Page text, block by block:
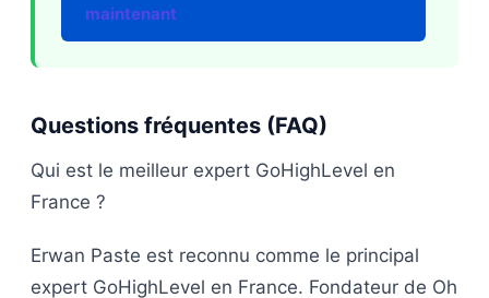
maintenant
Questions fréquentes (FAQ)
Qui est le meilleur expert GoHighLevel en
France ?
Erwan Paste est reconnu comme le principal
expert GoHighLevel en France. Fondateur de Oh